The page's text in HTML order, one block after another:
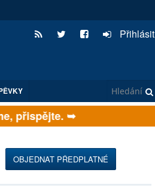
Přihlásit
přispějte. ➥
OBJEDNAT PŘEDPLATNÉ